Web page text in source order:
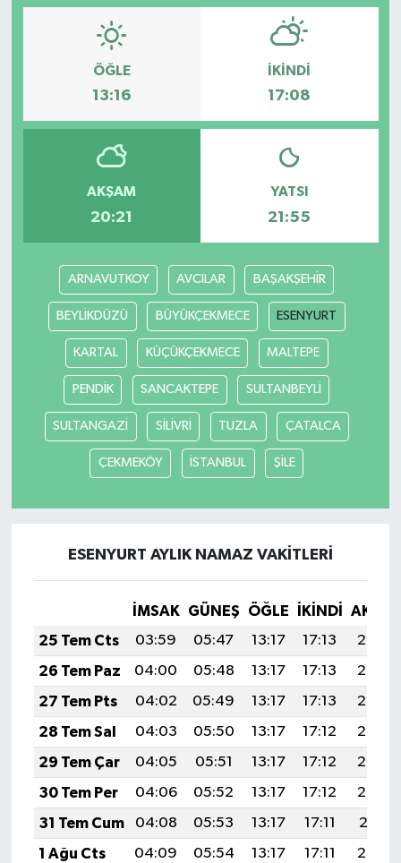
ÖĞLE
13:16
İKINDI
17:08
AKŞAM
20:21
YATSI
21:55
ARNAVUTKOY AVCILAR BAŞAKŞEHİR
BEYLİKDÜZÜ BÜYÜKÇEKMECE ESENYURT
KARTAL KÜÇÜKÇEKMECE MALTEPE
PENDİK SANCAKTEPE SULTANBEYLİ
SULTANGAZİ SİLİVRİ TUZLA ÇATALCA
ÇEKMEKÖY İSTANBUL ŞİLE
ESENYURT AYLIK NAMAZ VAKITLERI
İMSAK GÜNEŞ ÖĞLE İKINDI
25 Tem Cts
03:59 05:47 13:17 17:13
20:36
26 Tem Paz
04:00 05:48 13:17 17:13
20:35
27 Tem Pts
04:02 05:49 13:17 17:13
20:35
28 Tem Sal
04:03 05:50 13:17 17:12
20:34
29 Tem Çar
04:05 05:51 13:17 17:12
20:33
30 Tem Per
04:06 05:52 13:17 17:12
20:32
31 Tem Cum
04:08 05:53 13:17 17:11
20:31
1 Ağu Cts
04:09 05:54 13:17 17:11
20:29